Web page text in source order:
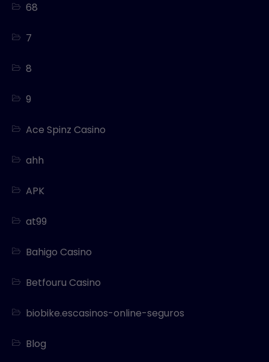
68
7
8
9
Ace Spinz Casino
ahh
APK
at99
Bahigo Casino
Betfouru Casino
biobike.escasinos-online-seguros
Blog